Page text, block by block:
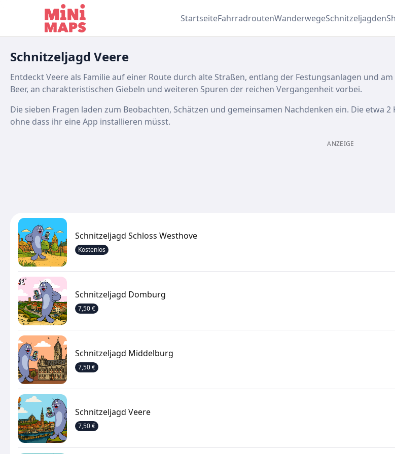
Zum Inhalt springen
StartseiteFahrradroutenWanderwegeSchnitzeljagden
Schnitzeljagd Veere
Entdeckt Veere als Familie auf einer Route durch alte Straßen, entlang der Festungsanlagen und
Beer, an charakteristischen Giebeln und weiteren Spuren der reichen Vergangenheit vorbei.
Die sieben Fragen laden zum Beobachten, Schätzen und gemeinsamen Nachdenken ein. Die etwa
ohne dass ihr eine App installieren müsst.
ANZEIGE
Schnitzeljagd Schloss Westhove
Kostenlos
Schnitzeljagd Domburg
7,50 €
Schnitzeljagd Middelburg
7,50 €
Schnitzeljagd Veere
7,50 €